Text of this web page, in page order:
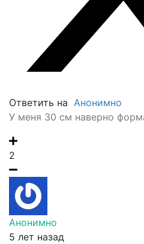
Ответить на Анонимно
У меня 30 см наверно
2
Анонимно
5 лет назад